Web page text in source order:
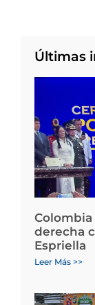
Últimas
derecha
Espriella
Leer Más >>